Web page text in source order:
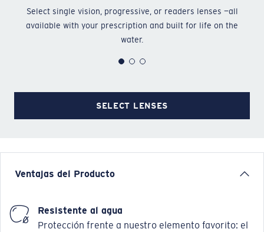
Select single vision, progressive, or readers lenses —all
available with your prescription and built for life on the
water.
SELECT LENSES
Ventajas del Producto
Resistente al agua
Protección frente a nuestro elemento favorito: el